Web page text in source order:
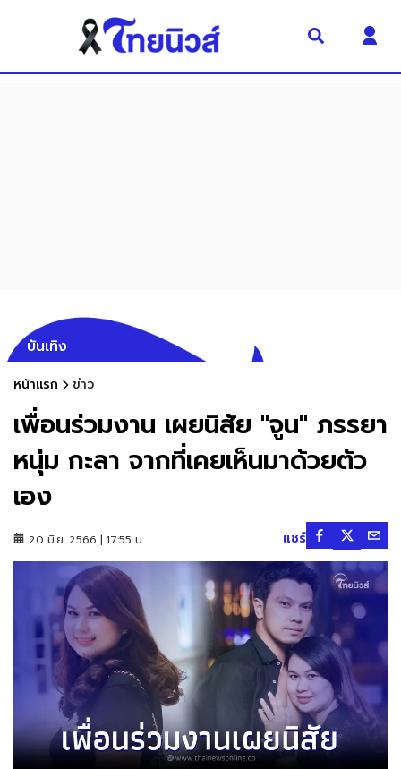
บันเทิง
หน้าแรก ข่าว
เพื่อนร่วมงาน เผยนิสัย "จูน" ภรรยา
หนุ่ม กะลา จากที่เคยเห็นมาด้วยตัว
เอง
20 มิ.ย. 2566 | 17:55 น. แชร์